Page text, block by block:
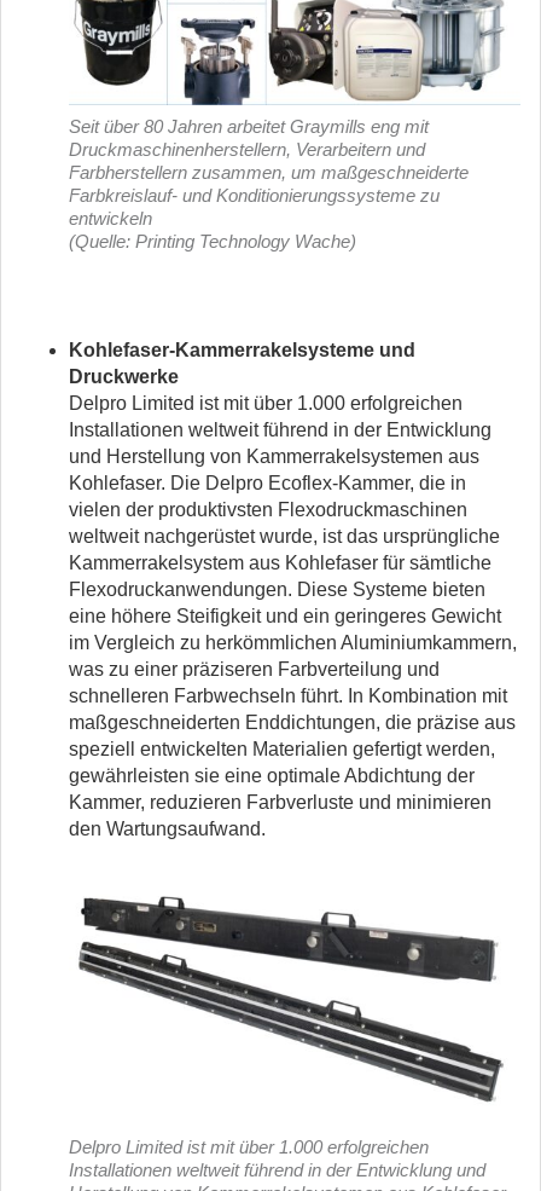
Seit über 80 Jahren arbeitet Graymills eng mit
Druckmaschinenherstellern, Verarbeitern und
Farbherstellern zusammen, um maßgeschneiderte
Farbkreislauf- und Konditionierungssysteme zu
entwickeln
(Quelle: Printing Technology Wache)
Kohlefaser-Kammerrakelsysteme und
Druckwerke
Delpro Limited ist mit über 1.000 erfolgreichen
Installationen weltweit führend in der Entwicklung
und Herstellung von Kammerrakelsystemen aus
Kohlefaser. Die Delpro Ecoflex-Kammer, die in
vielen der produktivsten Flexodruckmaschinen
weltweit nachgerüstet wurde, ist das ursprüngliche
Kammerrakelsystem aus Kohlefaser für sämtliche
Flexodruckanwendungen. Diese Systeme bieten
eine höhere Steifigkeit und ein geringeres Gewicht
im Vergleich zu herkömmlichen Aluminiumkammern,
was zu einer präziseren Farbverteilung und
schnelleren Farbwechseln führt. In Kombination mit
maßgeschneiderten Enddichtungen, die präzise aus
speziell entwickelten Materialien gefertigt werden,
gewährleisten sie eine optimale Abdichtung der
Kammer, reduzieren Farbverluste und minimieren
den Wartungsaufwand.
Delpro Limited ist mit über 1.000 erfolgreichen
Installationen weltweit führend in der Entwicklung und